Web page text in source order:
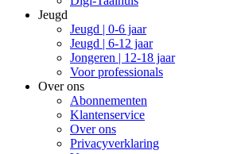
Jeugd
Jeugd | 0-6 jaar
Jeugd | 6-12 jaar
Jongeren | 12-18 jaar
Voor professionals
Over ons
Abonnementen
Klantenservice
Over ons
Privacyverklaring